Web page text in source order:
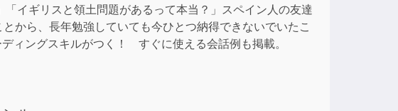
or
decrease
volume.
イギリスと領土問題があるって本当？」スペイン人の友達
から、長年勉強していても今ひとつ納得できないでいたこ
ィングスキルがつく！ すぐに使える会話例も掲載。